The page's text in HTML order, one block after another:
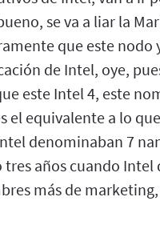
se va a liar la
que este nodo
de Intel, oye,
este Intel 4, este
el equivalente a lo
denominaban 7
tres años cuando Intel
más de